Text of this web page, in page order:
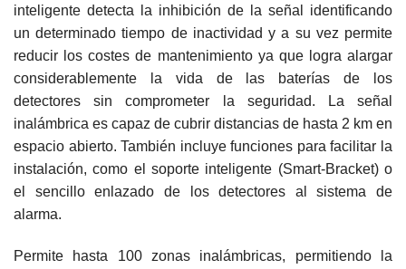
inteligente detecta la inhibición de la señal identificando
un determinado tiempo de inactividad y a su vez permite
reducir los costes de mantenimiento ya que logra alargar
considerablemente la vida de las baterías de los
detectores sin comprometer la seguridad. La señal
inalámbrica es capaz de cubrir distancias de hasta 2 km en
espacio abierto. También incluye funciones para facilitar la
instalación, como el soporte inteligente (Smart-Bracket) o
el sencillo enlazado de los detectores al sistema de
alarma.
Permite hasta 100 zonas inalámbricas, permitiendo la